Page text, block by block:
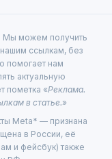
Мы можем получить
ссылкам, без
помогает нам
актуальную
пометка «Реклама.
в статье.»
Meta* — признана
в России, её
и фейсбук) также